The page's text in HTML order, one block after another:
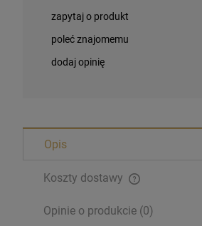
Wyszyński
26,00 zł
zapytaj o produkt
poleć znajomemu
dodaj opinię
Opis
Koszty dostawy
Opinie o produkcie (0)